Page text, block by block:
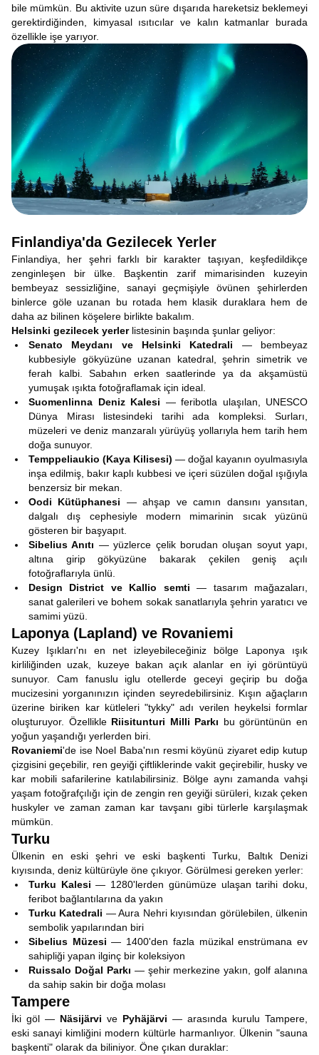
bile mümkün. Bu aktivite uzun süre dışarıda hareketsiz beklemeyi
gerektirdiğinden, kimyasal ısıtıcılar ve kalın katmanlar burada
özellikle işe yarıyor.
Finlandiya'da Gezilecek Yerler
Finlandiya, her şehri farklı bir karakter taşıyan, keşfedildikçe
zenginleşen bir ülke. Başkentin zarif mimarisinden kuzeyin
bembeyaz sessizliğine, sanayi geçmişiyle övünen şehirlerden
binlerce göle uzanan bu rotada hem klasik duraklara hem de
daha az bilinen köşelere birlikte bakalım.
Helsinki gezilecek yerlerlistesinin başında şunlar geliyor:
Senato Meydanı ve Helsinki Katedrali — bembeyaz
kubbesiyle gökyüzüne uzanan katedral, şehrin simetrik ve
ferah kalbi. Sabahın erken saatlerinde ya da akşamüstü
yumuşak ışıkta fotoğraflamak için ideal.
Suomenlinna Deniz Kalesi — feribotla ulaşılan, UNESCO
Dünya Mirası listesindeki tarihi ada kompleksi. Surları,
müzeleri ve deniz manzaralı yürüyüş yollarıyla hem tarih hem
doğa sunuyor.
Temppeliaukio (Kaya Kilisesi) — doğal kayanın oyulmasıyla
inşa edilmiş, bakır kaplı kubbesi ve içeri süzülen doğal ışığıyla
benzersiz bir mekan.
Oodi Kütüphanesi — ahşap ve camın dansını yansıtan,
dalgalı dış cephesiyle modern mimarinin sıcak yüzünü
gösteren bir başyapıt.
Sibelius Anıtı — yüzlerce çelik borudan oluşan soyut yapı,
altına girip gökyüzüne bakarak çekilen geniş açılı
fotoğraflarıyla ünlü.
Design District ve Kallio semti — tasarım mağazaları,
sanat galerileri ve bohem sokak sanatlarıyla şehrin yaratıcı ve
samimi yüzü.
Laponya (Lapland) ve Rovaniemi
Kuzey Işıkları'nı en net izleyebileceğiniz bölge Laponya ışık
kirliliğinden uzak, kuzeye bakan açık alanlar en iyi görüntüyü
sunuyor. Cam fanuslu iglu otellerde geceyi geçirip bu doğa
mucizesini yorganınızın içinden seyredebilirsiniz. Kışın ağaçların
üzerine biriken kar kütleleri "tykky" adı verilen heykelsi formlar
oluşturuyor. Özellikle Riisitunturi Milli Parkı bu görüntünün en
yoğun yaşandığı yerlerden biri.
Rovaniemi'de ise Noel Baba'nın resmi köyünü ziyaret edip kutup
çizgisini geçebilir, ren geyiği çiftliklerinde vakit geçirebilir, husky ve
kar mobili safarilerine katılabilirsiniz. Bölge aynı zamanda vahşi
yaşam fotoğrafçılığı için de zengin ren geyiği sürüleri, kızak çeken
huskyler ve zaman zaman kar tavşanı gibi türlerle karşılaşmak
mümkün.
Turku
Ülkenin en eski şehri ve eski başkenti Turku, Baltık Denizi
kıyısında, deniz kültürüyle öne çıkıyor. Görülmesi gereken yerler:
Turku Kalesi — 1280'lerden günümüze ulaşan tarihi doku,
feribot bağlantılarına da yakın
Turku Katedrali — Aura Nehri kıyısından görülebilen, ülkenin
sembolik yapılarından biri
Sibelius Müzesi — 1400'den fazla müzikal enstrümana ev
sahipliği yapan ilginç bir koleksiyon
Ruissalo Doğal Parkı — şehir merkezine yakın, golf alanına
da sahip sakin bir doğa molası
Tampere
İki göl — Näsijärvi ve Pyhäjärvi — arasında kurulu Tampere,
eski sanayi kimliğini modern kültürle harmanlıyor. Ülkenin "sauna
başkenti" olarak da biliniyor. Öne çıkan duraklar: